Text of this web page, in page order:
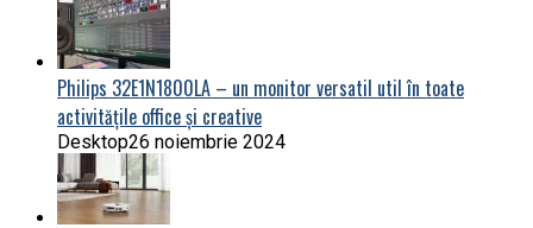
Philips 32E1N1800LA – un monitor versatil util în toate
activitățile office și creative
Desktop26 noiembrie 2024